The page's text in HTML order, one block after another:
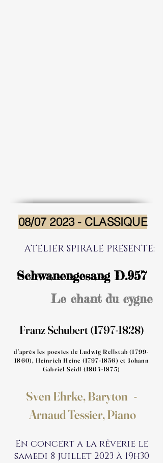
08/07 2023 - CLASSIQUE
ATELIER SPIRALE PRESENTE:
Schwanengesang D.957
Le chant du cygne
Franz Schubert(1797-1828)
d'après les poesies de Ludwig Rellstab(1799-
1860), Heinrich Heine (1797-1856) et Johann
Gabriel Seidl (1804-1875)
Sven Ehrke, Baryton -
Arnaud Tessier, Piano
En concert a la rêverie le
samedi 8 juillet 2023 à 19h30